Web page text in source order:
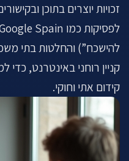
זכויות יוצרים בתוכן
להישכח”) והחלטות בתי
קניין רוחני באינטרנט, כדי
קידום אתי וחוקי.